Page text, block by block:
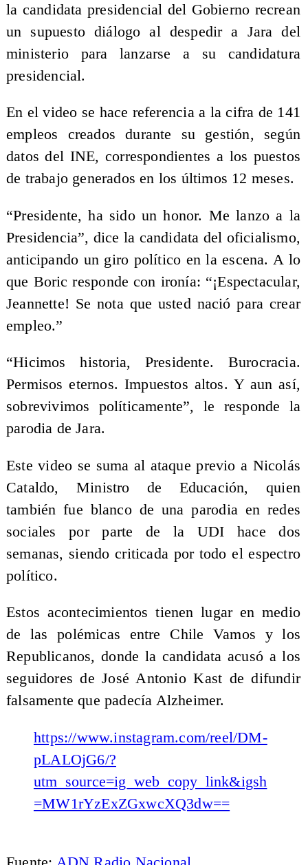
la candidata presidencial del Gobierno recrean
un supuesto diálogo al despedir a Jara del
ministerio para lanzarse a su candidatura
presidencial.
En el video se hace referencia a la cifra de 141
empleos creados durante su gestión, según
datos del INE, correspondientes a los puestos
de trabajo generados en los últimos 12 meses.
“Presidente, ha sido un honor. Me lanzo a la
Presidencia”, dice la candidata del oficialismo,
anticipando un giro político en la escena. A lo
que Boric responde con ironía: “¡Espectacular,
Jeannette! Se nota que usted nació para crear
empleo.”
“Hicimos historia, Presidente. Burocracia.
Permisos eternos. Impuestos altos. Y aun así,
sobrevivimos políticamente”, le responde la
parodia de Jara.
Este video se suma al ataque previo a Nicolás
Cataldo, Ministro de Educación, quien
también fue blanco de una parodia en redes
sociales por parte de la UDI hace dos
semanas, siendo criticada por todo el espectro
político.
Estos acontecimientos tienen lugar en medio
de las polémicas entre Chile Vamos y los
Republicanos, donde la candidata acusó a los
seguidores de José Antonio Kast de difundir
falsamente que padecía Alzheimer.
https://www.instagram.com/reel/DM-
pLALOjG6/?
utm_source=ig_web_copy_link&igsh
=MW1rYzExZGxwcXQ3dw==